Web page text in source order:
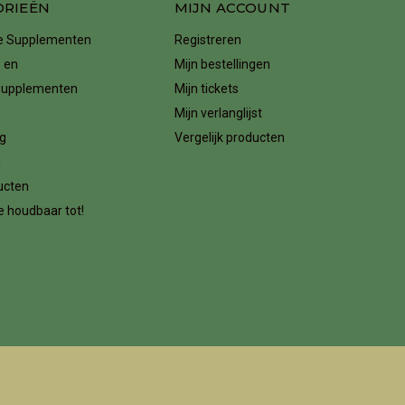
Supplementen
en
houdbaar tot!
MIJN ACCOUNT
Registreren
Mijn bestellingen
Mijn tickets
Mijn verlanglijst
Vergelijk producten